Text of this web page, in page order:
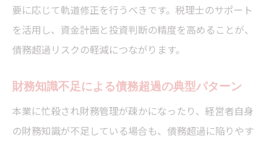
要に応じて軌道修正を行うべきです。税理士のサポート
を活用し、資金計画と投資判断の精度を高めることが、
債務超過リスクの軽減につながります。
財務知識不足による債務超過の典型パターン
本業に忙殺され財務管理が疎かになったり、経営者自身
の財務知識が不足している場合も、債務超過に陥りやす